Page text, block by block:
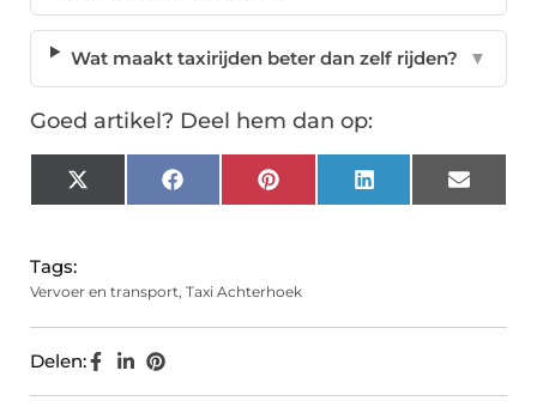
Wat maakt taxirijden beter dan zelf rijden? ▼
Goed artikel? Deel hem dan op:
X
(Twitter)
FacebookPinterest LinkedIn Email
Tags:
Vervoer en transport, Taxi Achterhoek
Delen: